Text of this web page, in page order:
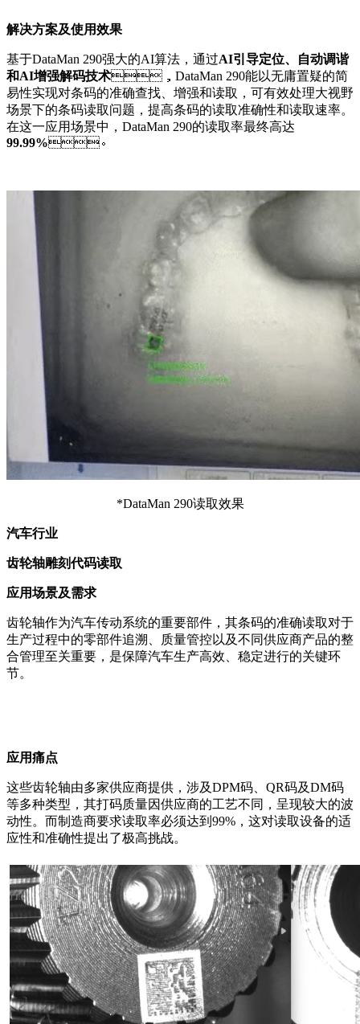
解决方案及使用效果
基于DataMan 290强大的AI算法，通过AI引导定位、自动调谐
和AI增强解码技术，DataMan 290能以无庸置疑的简
易性实现对条码的准确查找、增强和读取，可有效处理大视野
场景下的条码读取问题，提高条码的读取准确性和读取速率。
在这一应用场景中，DataMan 290的读取率最终高达
99.99%。
*DataMan 290读取效果
汽车行业
齿轮轴雕刻代码读取
应用场景及需求
齿轮轴作为汽车传动系统的重要部件，其条码的准确读取对于
生产过程中的零部件追溯、质量管控以及不同供应商产品的整
合管理至关重要，是保障汽车生产高效、稳定进行的关键环
节。
应用痛点
这些齿轮轴由多家供应商提供，涉及DPM码、 QR码及DM码
等多种类型，其打码质量因供应商的工艺不同，呈现较大的波
动性。而制造商要求读取率必须达到99%，这对读取设备的适
应性和准确性提出了极高挑战。